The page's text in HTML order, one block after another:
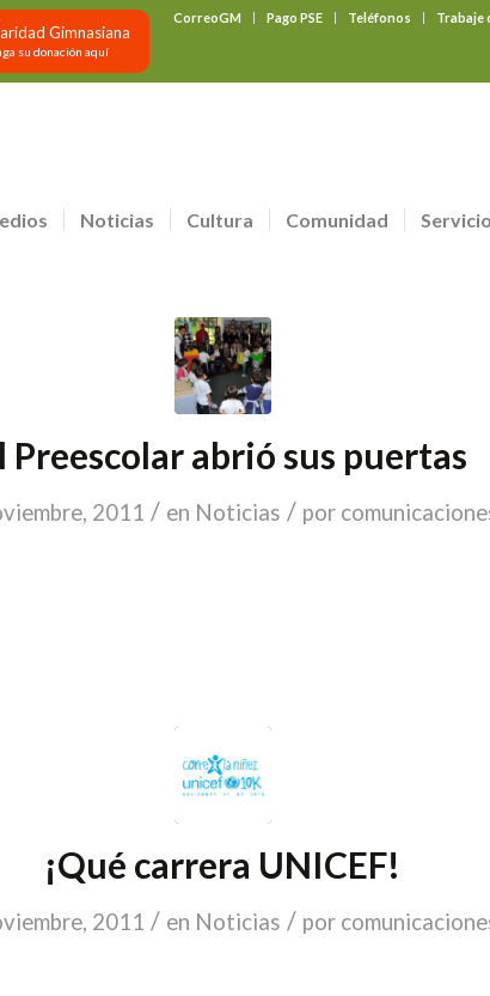
CorreoGM Pago PSE Teléfonos Trabaje
Gimnasiana
su donación aquí
Noticias Cultura Comunidad
Preescolar abrió sus puertas
2011 / en Noticias / por
¡Qué carrera UNICEF!
2011 / en Noticias / por